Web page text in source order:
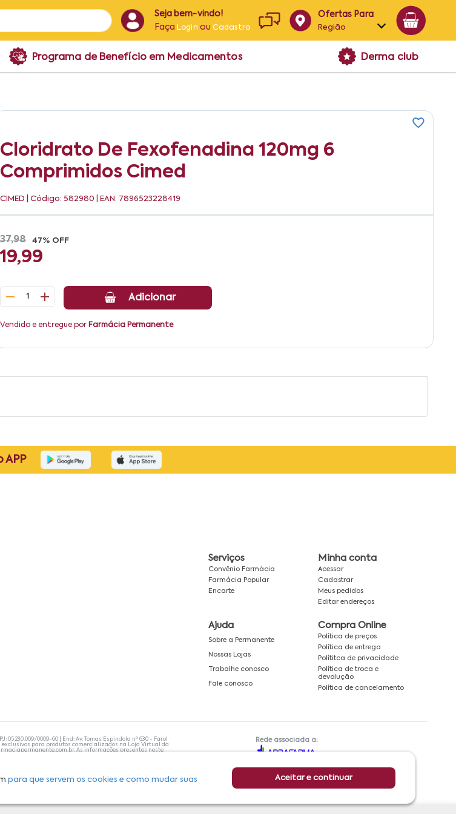
Seja bem-vindo!
Faça Login ouCadastro
Ofertas Para
Região
Alagoas
Programa de Benefício em Medicamentos Derma club
Cloridrato De Fexofenadina 120mg 6
Comprimidos Cimed
CIMED | Código: 582980 | EAN: 7896523228419
37,98 47% OFF
19,99
1 Adicionar
Vendido e entregue por Farmácia Permanente
para que servem os cookies e como mudar suas
Aceitar e continuar
APP
Serviços
Convênio Farmácia
Farmácia Popular
Encarte
Minha conta
Acessar
Cadastrar
Meus pedidos
Editar endereços
Ajuda
Sobre a Permanente
Nossas Lojas
Trabalhe conosco
Fale conosco
Compra Online
Política de preços
Política de entrega
Polítitca de privacidade
Política de troca e
devolução
Política de cancelamento
05.230.009/0009-60 | End: Av. Tomas Espindola nº 630 - Farol
exclusivos para produtos comercializados na Loja Virtual da
. As informações presentes neste
área médica. Apenas o médico está capacitado para
A Farmácia Permanente trabalha com as
e a segurança dos clientes são compromissos da
estoque.
Rede associada a: